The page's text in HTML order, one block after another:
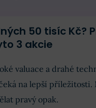
50 tisíc Kč?
3 akcie
valuace a drahé
na lepší příležitosti.
pravý opak.